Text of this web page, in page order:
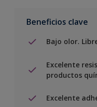
Beneficios clave
Bajo olor.
Excelente
productos
Excelente